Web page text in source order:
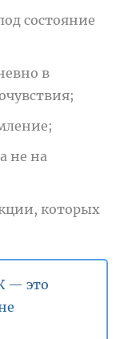
состояние
в
не на
которых
— это